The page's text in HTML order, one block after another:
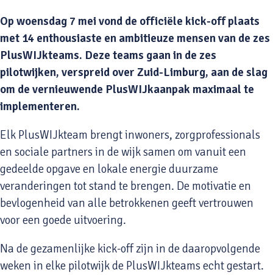
Op woensdag 7 mei vond de officiële kick-off plaats
met 14 enthousiaste en ambitieuze mensen van de zes
PlusWIJkteams. Deze teams gaan in de zes
pilotwijken, verspreid over Zuid-Limburg, aan de slag
om de vernieuwende PlusWIJkaanpak maximaal te
implementeren.
Elk PlusWIJkteam brengt inwoners, zorgprofessionals
en sociale partners in de wijk samen om vanuit een
gedeelde opgave en lokale energie duurzame
veranderingen tot stand te brengen. De motivatie en
bevlogenheid van alle betrokkenen geeft vertrouwen
voor een goede uitvoering.
Na de gezamenlijke kick-off zijn in de daaropvolgende
weken in elke pilotwijk de PlusWIJkteams echt gestart.